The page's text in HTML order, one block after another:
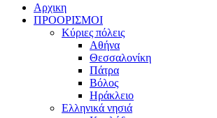
Αρχικη
ΠΡΟΟΡΙΣΜΟΙ
Κύριες πόλεις
Αθήνα
Θεσσαλονίκη
Πάτρα
Βόλος
Ηράκλειο
Ελληνικά νησιά